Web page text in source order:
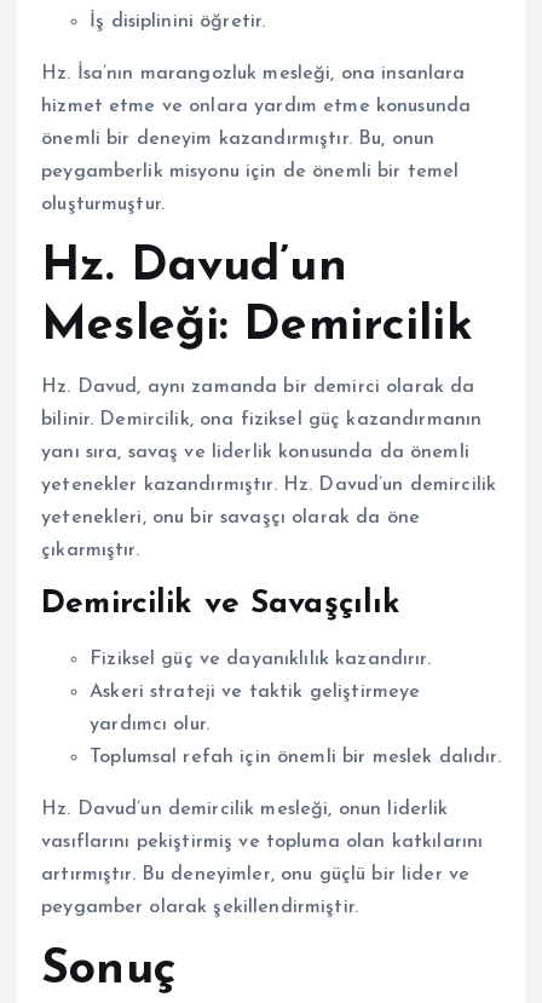
İş disiplinini öğretir.
Hz. İsa’nın marangozluk mesleği, ona insanlara
hizmet etme ve onlara yardım etme konusunda
önemli bir deneyim kazandırmıştır. Bu, onun
peygamberlik misyonu için de önemli bir temel
oluşturmuştur.
Hz. Davud’un
Mesleği: Demircilik
Hz. Davud, aynı zamanda bir demirci olarak da
bilinir. Demircilik, ona fiziksel güç kazandırmanın
yanı sıra, savaş ve liderlik konusunda da önemli
yetenekler kazandırmıştır. Hz. Davud’un demircilik
yetenekleri, onu bir savaşçı olarak da öne
çıkarmıştır.
Demircilik ve Savaşçılık
Fiziksel güç ve dayanıklılık kazandırır.
Askeri strateji ve taktik geliştirmeye
yardımcı olur.
Toplumsal refah için önemli bir meslek dalıdır.
Hz. Davud’un demircilik mesleği, onun liderlik
vasıflarını pekiştirmiş ve topluma olan katkılarını
artırmıştır. Bu deneyimler, onu güçlü bir lider ve
peygamber olarak şekillendirmiştir.
Sonuç